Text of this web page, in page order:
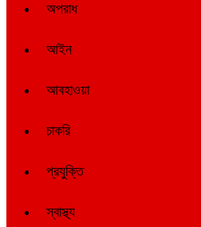
অপরাধ
আইন
আবহাওয়া
চাকরি
প্রযুক্তি
স্বাস্থ্য